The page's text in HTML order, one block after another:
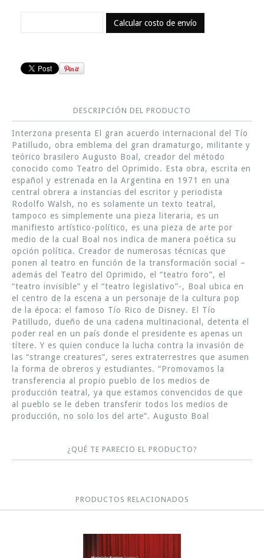
Calcular costo de envío
DESCRIPCIÓN DEL PRODUCTO
Interzona presenta El gran acuerdo internacional del Tío
Patilludo, obra emblema del gran dramaturgo, militante y
teórico brasilero Augusto Boal, creador del método
conocido como Teatro del Oprimido. Esta obra, escrita en
español y estrenada en la Argentina en 1971 en una
central obrera a instancias del escritor y periodista
Rodolfo Walsh, no es solamente un texto teatral,
tampoco es simplemente una pieza literaria, es un
manifiesto artístico-político, es una pieza de arte por
medio de la cual Boal nos indica de manera poética su
opción política. Creador de numerosas técnicas que
ponen al teatro en función de la transformación social –
además del Teatro del Oprimido, el “teatro foro”, el
“teatro invisible” y el “teatro legislativo”-, Boal ubica en
el centro de la escena a un personaje de la cultura pop
de la época: el famoso Tío Rico de Disney. El Tío
Patilludo, dueño de una cadena multinacional, detenta el
poder real en un país donde el presidente es apenas un
títere. Y es quien conduce la lucha contra la invasión de
las “strange creatures”, seres extraterrestres que asumen
la forma de obreros y estudiantes. “Promovamos la
transferencia al propio pueblo de los medios de
producción teatral, ya que estamos convencidos de que
al pueblo se le deben transferir todos los medios de
producción, no solo los del arte”. Augusto Boal
¿QUÉ TE PARECIO EL PRODUCTO?
PRODUCTOS RELACIONADOS